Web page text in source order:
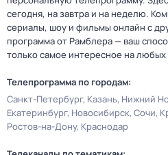
сегодня, на завтра и на неделю.
сериалы, шоу и фильмы онлайн с
программа от Рамблера — ваш
только самое интересное на любых
Телепрограмма по городам:
Санкт-Петербург Казань Нижний
Екатеринбург Новосибирск Сочи
Ростов-на-Дону Краснодар